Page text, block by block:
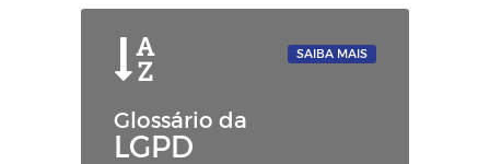
Glossário da
LGPD
SAIBA MAIS